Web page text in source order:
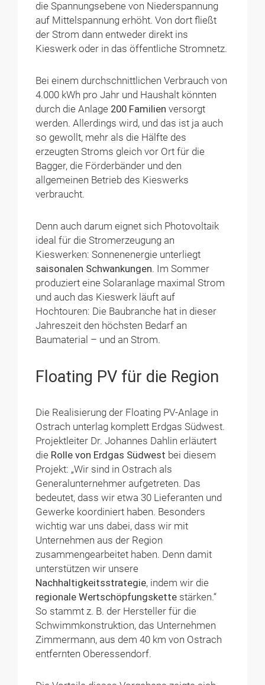
die Spannungsebene von Niederspannung
auf Mittelspannung erhöht. Von dort fließt
der Strom dann entweder direkt ins
Kieswerk oder in das öffentliche Stromnetz.
Bei einem durchschnittlichen Verbrauch von
4.000 kWh pro Jahr und Haushalt könnten
durch die Anlage 200 Familien versorgt
werden. Allerdings wird, und das ist ja auch
so gewollt, mehr als die Hälfte des
erzeugten Stroms gleich vor Ort für die
Bagger, die Förderbänder und den
allgemeinen Betrieb des Kieswerks
verbraucht.
Denn auch darum eignet sich Photovoltaik
ideal für die Stromerzeugung an
Kieswerken: Sonnenenergie unterliegt
saisonalen Schwankungen. Im Sommer
produziert eine Solaranlage maximal Strom
und auch das Kieswerk läuft auf
Hochtouren: Die Baubranche hat in dieser
Jahreszeit den höchsten Bedarf an
Baumaterial – und an Strom.
Floating PV für die Region
Die Realisierung der Floating PV-Anlage in
Ostrach unterlag komplett Erdgas Südwest.
Projektleiter Dr. Johannes Dahlin erläutert
die Rolle von Erdgas Südwest bei diesem
Projekt: „Wir sind in Ostrach als
Generalunternehmer aufgetreten. Das
bedeutet, dass wir etwa 30 Lieferanten und
Gewerke koordiniert haben. Besonders
wichtig war uns dabei, dass wir mit
Unternehmen aus der Region
zusammengearbeitet haben. Denn damit
unterstützen wir unsere
Nachhaltigkeitsstrategie, indem wir die
regionale Wertschöpfungskette stärken.“
So stammt z. B. der Hersteller für die
Schwimmkonstruktion, das Unternehmen
Zimmermann, aus dem 40 km von Ostrach
entfernten Oberessendorf.